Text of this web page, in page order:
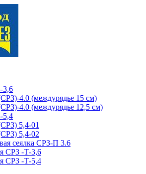
3,6
4.0 (междурядье 15 см)
4.0 (междурядье 12,5 см)
5,4
5,4-01
5,4-02
сеялка СРЗ-П 3.6
СРЗ -Т-3,6
СРЗ -Т-5,4